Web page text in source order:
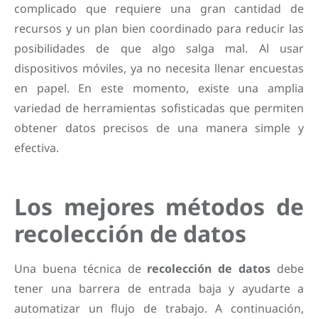
complicado que requiere una gran cantidad de
recursos y un plan bien coordinado para reducir las
posibilidades de que algo salga mal. Al usar
dispositivos móviles, ya no necesita llenar encuestas
en papel. En este momento, existe una amplia
variedad de herramientas sofisticadas que permiten
obtener datos precisos de una manera simple y
efectiva.
Los mejores métodos de
recolección de datos
Una buena técnica de recolección de datos debe
tener una barrera de entrada baja y ayudarte a
automatizar un flujo de trabajo. A continuación,